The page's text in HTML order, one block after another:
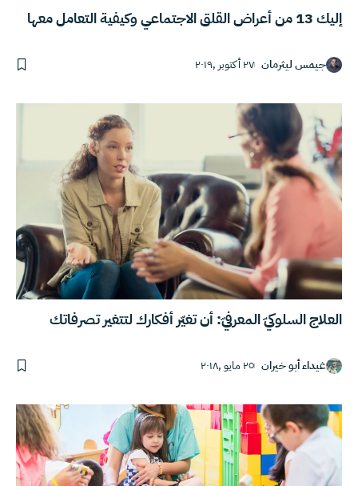
إليك 13 من أعراض القلق الاجتماعي وكيفية التعامل معها
جيمس ليثرمان ٢٧ أكتوبر ,٢٠١٩
العلاج السلوكيّ المعرفيّ: أن تغيّر أفكارك لتتغير تصرفاتك
غيداء أبو خيران ٢٥ مايو ,٢٠١٨